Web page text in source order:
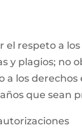
el respeto a
y plagios; no
a los
que